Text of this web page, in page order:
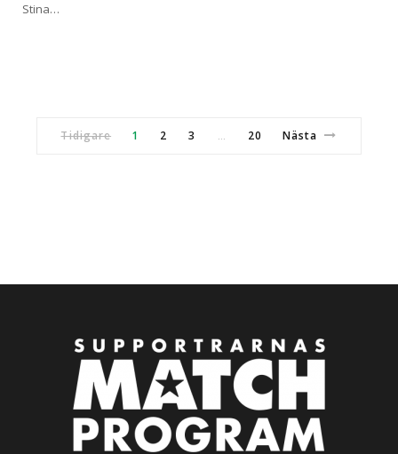
Stina…
Tidigare 1 2 3 … 20 Nästa